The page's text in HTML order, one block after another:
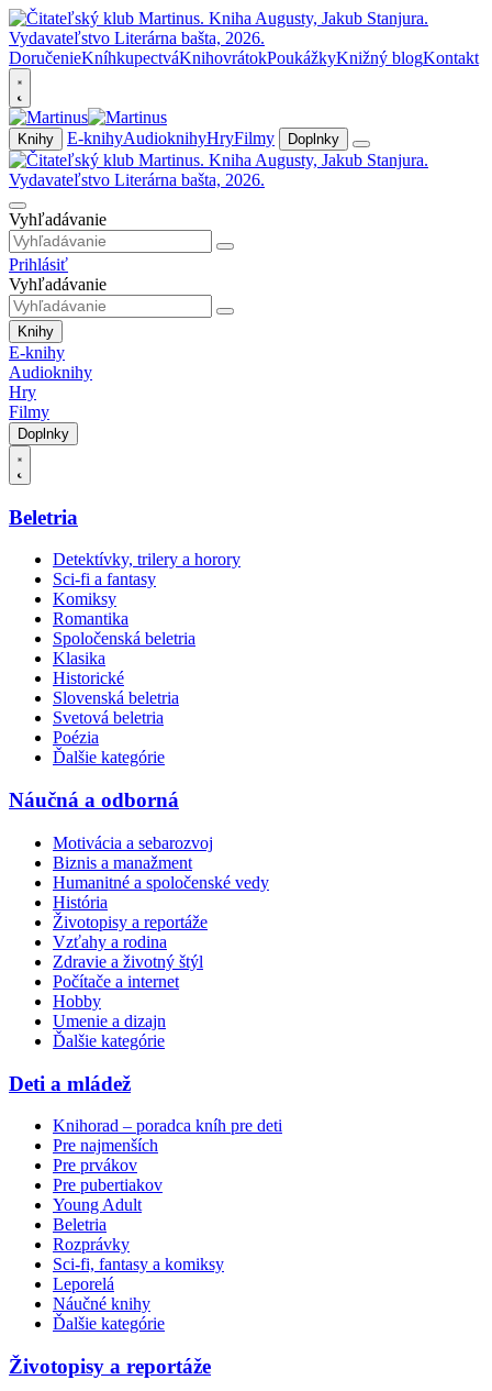
DoručenieKníhkupectváKnihovrátokPoukážkyKnižný blogKontakt
Knihy E-knihyAudioknihyHryFilmy Doplnky
Vyhľadávanie
Prihlásiť
Vyhľadávanie
Knihy
E-knihy
Audioknihy
Hry
Filmy
Doplnky
Beletria
Detektívky, trilery a horory
Sci-fi a fantasy
Komiksy
Romantika
Spoločenská beletria
Klasika
Historické
Slovenská beletria
Svetová beletria
Poézia
Ďalšie kategórie
Náučná a odborná
Motivácia a sebarozvoj
Biznis a manažment
Humanitné a spoločenské vedy
História
Životopisy a reportáže
Vzťahy a rodina
Zdravie a životný štýl
Počítače a internet
Hobby
Umenie a dizajn
Ďalšie kategórie
Deti a mládež
Knihorad – poradca kníh pre deti
Pre najmenších
Pre prvákov
Pre pubertiakov
Young Adult
Beletria
Rozprávky
Sci-fi, fantasy a komiksy
Leporelá
Náučné knihy
Ďalšie kategórie
Životopisy a reportáže